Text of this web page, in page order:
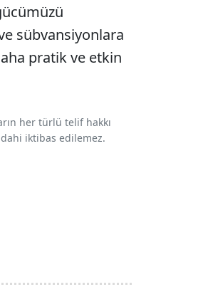
sübvansiyonlara
pratik ve etkin
her türlü telif hakkı
iktibas edilemez.